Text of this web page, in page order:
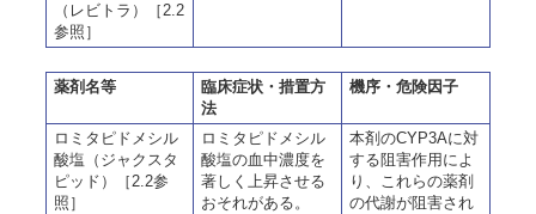
（レビトラ）［2.2
参照］
薬剤名等
臨床症状・措置方
法
機序・危険因子
ロミタピドメシル
酸塩（ジャクスタ
ピッド）［2.2参
照］
ロミタピドメシル
酸塩の血中濃度を
著しく上昇させる
おそれがある。
本剤のCYP3Aに対
する阻害作用によ
り、これらの薬剤
の代謝が阻害され